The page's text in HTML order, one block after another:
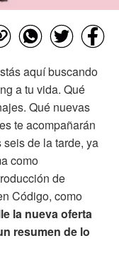
aquí buscando
a tu vida. Qué
Qué nuevas
te acompañarán
de la tarde, ya
como
de
Código, como
la nueva oferta
resumen de lo